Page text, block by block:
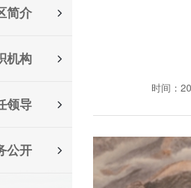
简介
机构
领导
公开
时间：